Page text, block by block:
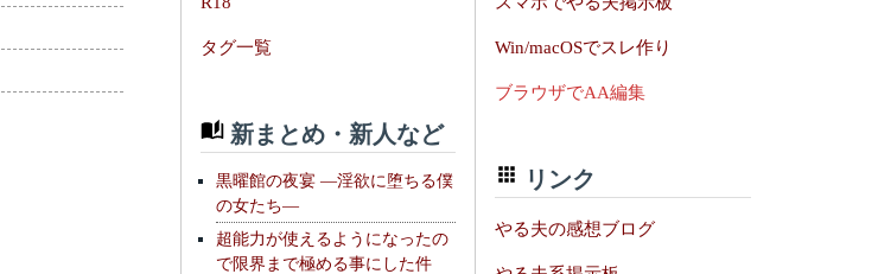
タグ一覧
新まとめ・新人など
黒曜館の夜宴 —淫欲に堕ちる僕
の女たち—
超能力が使えるようになったの
で限界まで極める事にした件
Win/macOSでスレ作り
ブラウザでAA編集
リンク
やる夫の感想ブログ